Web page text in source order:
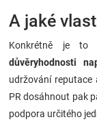
A jaké
Konkrétně je to
důvěryhodnosti
udržování reputace
PR dosáhnout pak
podpora určitého